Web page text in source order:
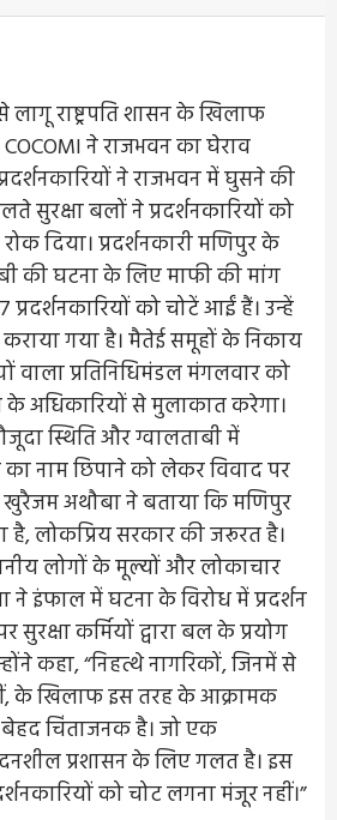
लागू राष्ट्रपति शासन के खिलाफ
ने राजभवन का घेराव
ने राजभवन में घुसने की
सुरक्षा बलों ने प्रदर्शनकारियों को
दिया। प्रदर्शनकारी मणिपुर के
की घटना के लिए माफी की मांग
प्रदर्शनकारियों को चोटें आईं हैं। उन्हें
कराया गया है। मैतेई समूहों के निकाय
वाला प्रतिनिधिमंडल मंगलवार को
के अधिकारियों से मुलाकात करेगा।
स्थिति और ग्वालताबी में
नाम छिपाने को लेकर विवाद पर
अथौबा ने बताया कि मणिपुर
है, लोकप्रिय सरकार की जरूरत है।
लोगों के मूल्यों और लोकाचार
इंफाल में घटना के विरोध में प्रदर्शन
सुरक्षा कर्मियों द्वारा बल के प्रयोग
कहा, “निहत्थे नागरिकों, जिनमें से
के खिलाफ इस तरह के आक्रामक
चिंताजनक है। जो एक
प्रशासन के लिए गलत है। इस
को चोट लगना मंजूर नहीं।”